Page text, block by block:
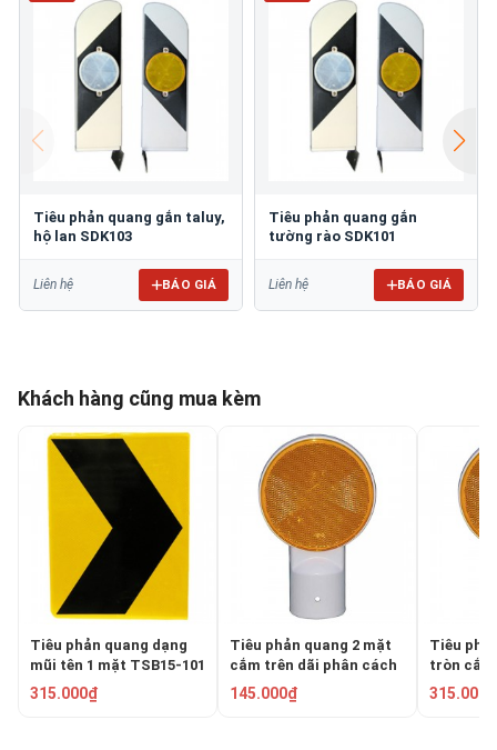
Tiêu phản quang gắn taluy,
hộ lan SDK103
Liên hệ BÁO GIÁ
Tiêu phản quang gắn
tường rào SDK101
Liên hệ BÁO GIÁ
Khách hàng cũng mua kèm
Tiêu phản quang dạng
mũi tên 1 mặt TSB15-101
315.000₫
Tiêu phản quang 2 mặt
cắm trên dãi phân cách
SDD101-100-2M
145.000₫
Tiêu
tròn cắm
SDD101-
315.000₫